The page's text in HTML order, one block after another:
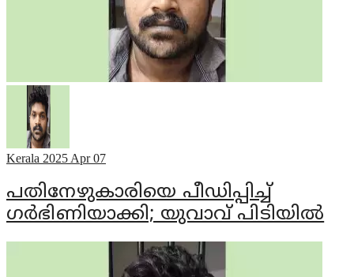
Kerala 2025 Apr 07
പതിനേഴുകാരിയെ പീഡിപ്പിച്ച്
ഗര്‍ഭിണിയാക്കി; യുവാവ് പിടിയില്‍